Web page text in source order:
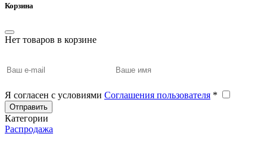
Корзина
Нет товаров в корзине
Я согласен с условиями Соглашения пользователя *
Отправить
Категории
Распродажа